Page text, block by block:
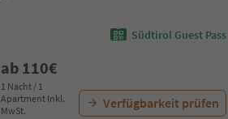
Südtirol Guest Pass
ab 110€
1 Nacht / 1
Apartment Inkl.
MwSt.
Verfügbarkeit prüfen